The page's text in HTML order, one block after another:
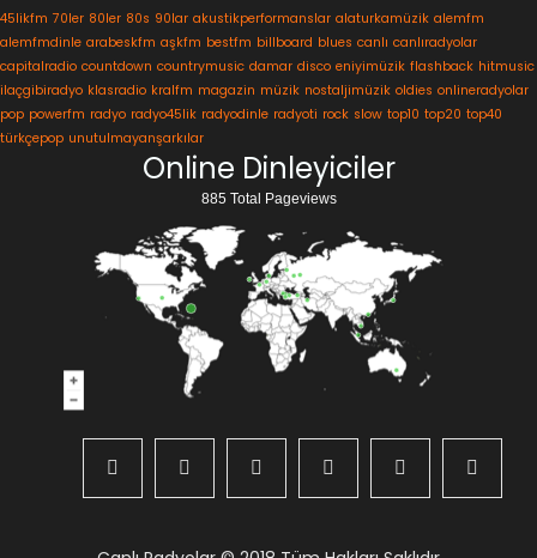
45likfm 70ler 80ler 80s 90lar akustikperformanslar alaturkamüzik alemfm
alemfmdinle arabeskfm aşkfm bestfm billboard blues canlı canlıradyolar
capitalradio countdown countrymusic damar disco eniyimüzik flashback hitmusic
ilaçgibiradyo klasradio kralfm magazin müzik nostaljimüzik oldies onlineradyolar
pop powerfm radyo radyo45lik radyodinle radyoti rock slow top10 top20 top40
türkçepop unutulmayanşarkılar
Online Dinleyiciler
885 Total Pageviews